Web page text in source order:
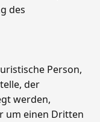
des
Person,
der
werden,
um einen Dritten